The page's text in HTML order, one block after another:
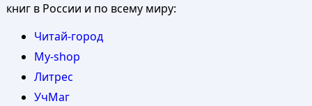
книг в России и по всему миру:
Читай-город
My-shop
Литрес
УчМаг